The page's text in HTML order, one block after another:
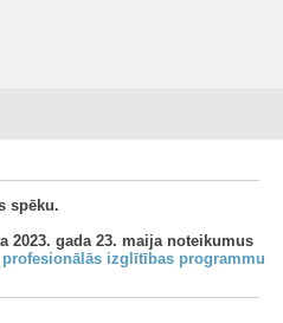
spēku.
2023. gada 23. maija noteikumus
izglītības programmu